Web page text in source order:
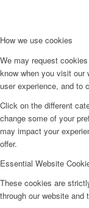
How we use cookies
We may request
know when you visit our
user experience, and to
Click on the different
change some of your
may impact your
offer.
Essential Website
These cookies are
through our website